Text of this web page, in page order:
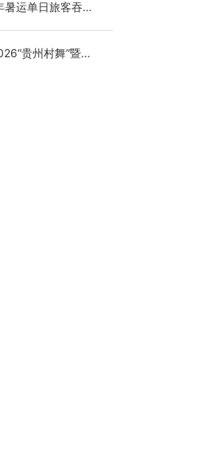
运单日旅客吞吐
贵州村舞”暨望